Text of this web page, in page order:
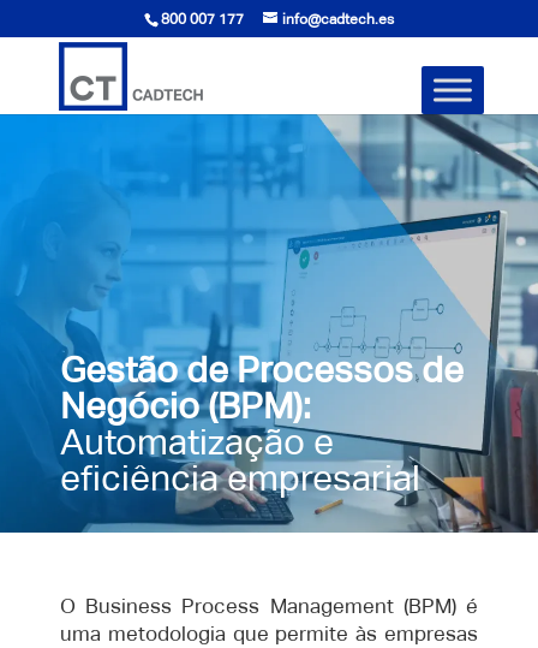
800 007 177 info@cadtech.es
O Business Process Management (BPM) é
uma metodologia que permite às empresas
Gestão de Processos de
Negócio (BPM):
Automatização e
eficiência empresarial